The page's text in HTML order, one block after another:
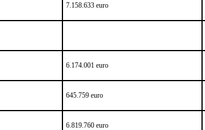
7.158.633 euro
6.174.001 euro
645.759 euro
6.819.760 euro